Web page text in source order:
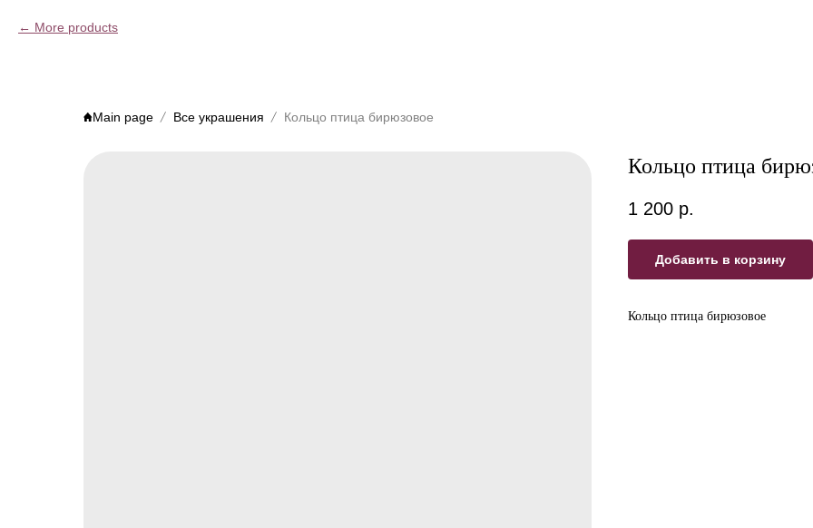
More products
Main page Все украшения Кольцо птица бирюзовое
Кольцо птица
1 200 р.
Добавить в корзину
Кольцо птица бирюзовое